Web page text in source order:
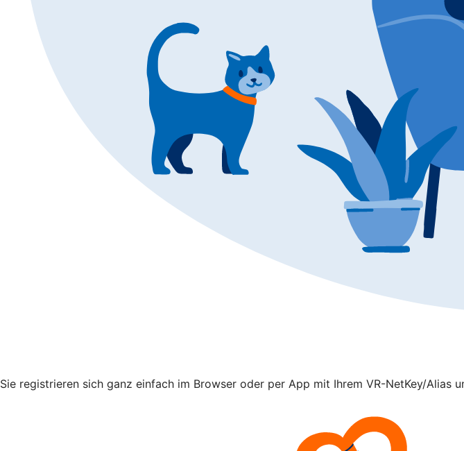
Sie registrieren sich ganz einfach im Browser oder per App mit Ihrem VR-NetKey/Alias